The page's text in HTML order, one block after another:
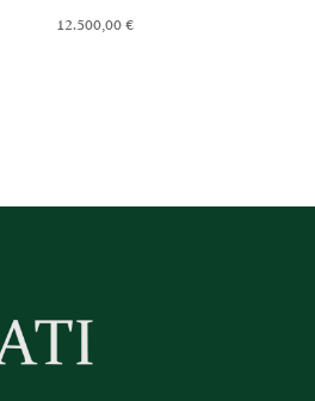
12.500,00€